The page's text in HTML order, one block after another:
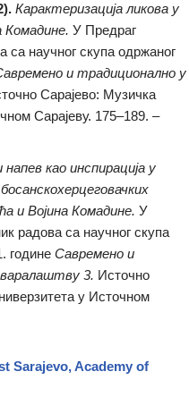
Карактеризација ликова у
У Предраг
научног скупа одржаног
и традиционално у
Сарајево: Музичка
Сарајеву. 175–189. –
напев као инспирација у
и Војина Комадине. У
радова са научног скупа
године Савремено и
3. Источно
у Источном
Sarajevo, Academy of